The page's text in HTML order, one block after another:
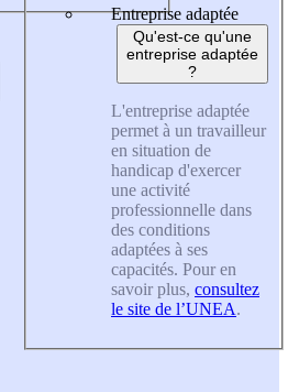
Entreprise adaptée
Qu'est-ce qu'une
entreprise adaptée
?
L'entreprise adaptée
permet à un travailleur
en situation de
handicap d'exercer
une activité
professionnelle dans
des conditions
adaptées à ses
capacités. Pour en
savoir plus, consultez
le site de l’UNEA.